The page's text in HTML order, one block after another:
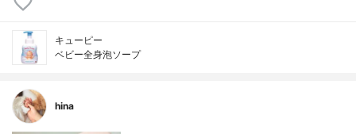
キューピー
ベビー全身泡ソープ
hina